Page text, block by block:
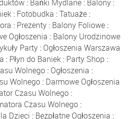
: Bańki Mydlane : Balony :
: Fotobudka :Tatuaże:
: Prezenty : Balony Foliowe :
Ogłoszenia : Balony Urodzinowe
Party : Ogłoszenia Warszawa
: Płyn do Baniek : Party Shop :
Wolnego: Ogłoszenia :
Wolnego: Darmowe Ogłoszenia
Czasu Wolnego :
Czasu Wolnego :
Dzieci : Bezpłatne Ogłoszenia :